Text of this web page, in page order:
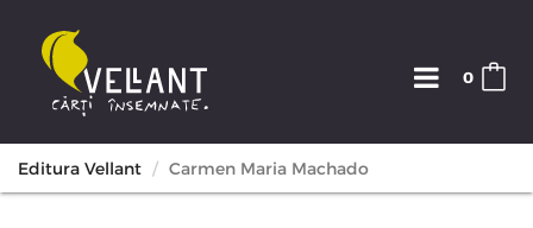
0
Editura Vellant Carmen Maria Machado